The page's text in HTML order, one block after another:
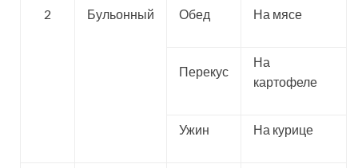
2 Бульонный Обед На мясе
Перекус
На
картофеле
Ужин На курице